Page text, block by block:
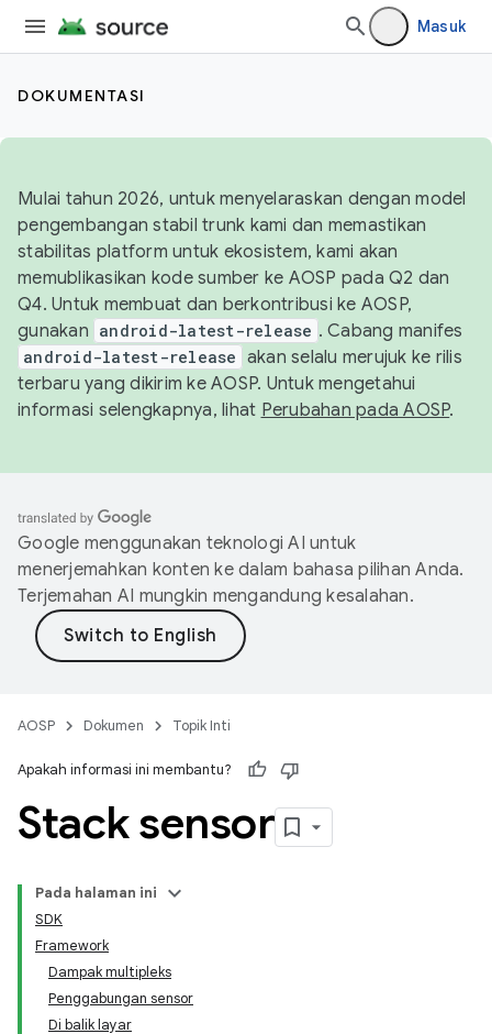
Masuk
DOKUMENTASI
Mulai tahun 2026, untuk menyelaraskan dengan model
pengembangan stabil trunk kami dan memastikan
stabilitas platform untuk ekosistem, kami akan
memublikasikan kode sumber ke AOSP pada Q2 dan
Q4. Untuk membuat dan berkontribusi ke AOSP,
gunakan android-latest-release . Cabang manifes
android-latest-release akan selalu merujuk ke rilis
terbaru yang dikirim ke AOSP. Untuk mengetahui
informasi selengkapnya, lihat Perubahan pada AOSP.
Google menggunakan teknologi AI untuk
menerjemahkan konten ke dalam bahasa pilihan Anda.
Terjemahan AI mungkin mengandung kesalahan.
AOSP Dokumen Topik Inti
Apakah informasi ini membantu?
Stack sensor
Pada halaman ini
SDK
Framework
Dampak multipleks
Penggabungan sensor
Di balik layar